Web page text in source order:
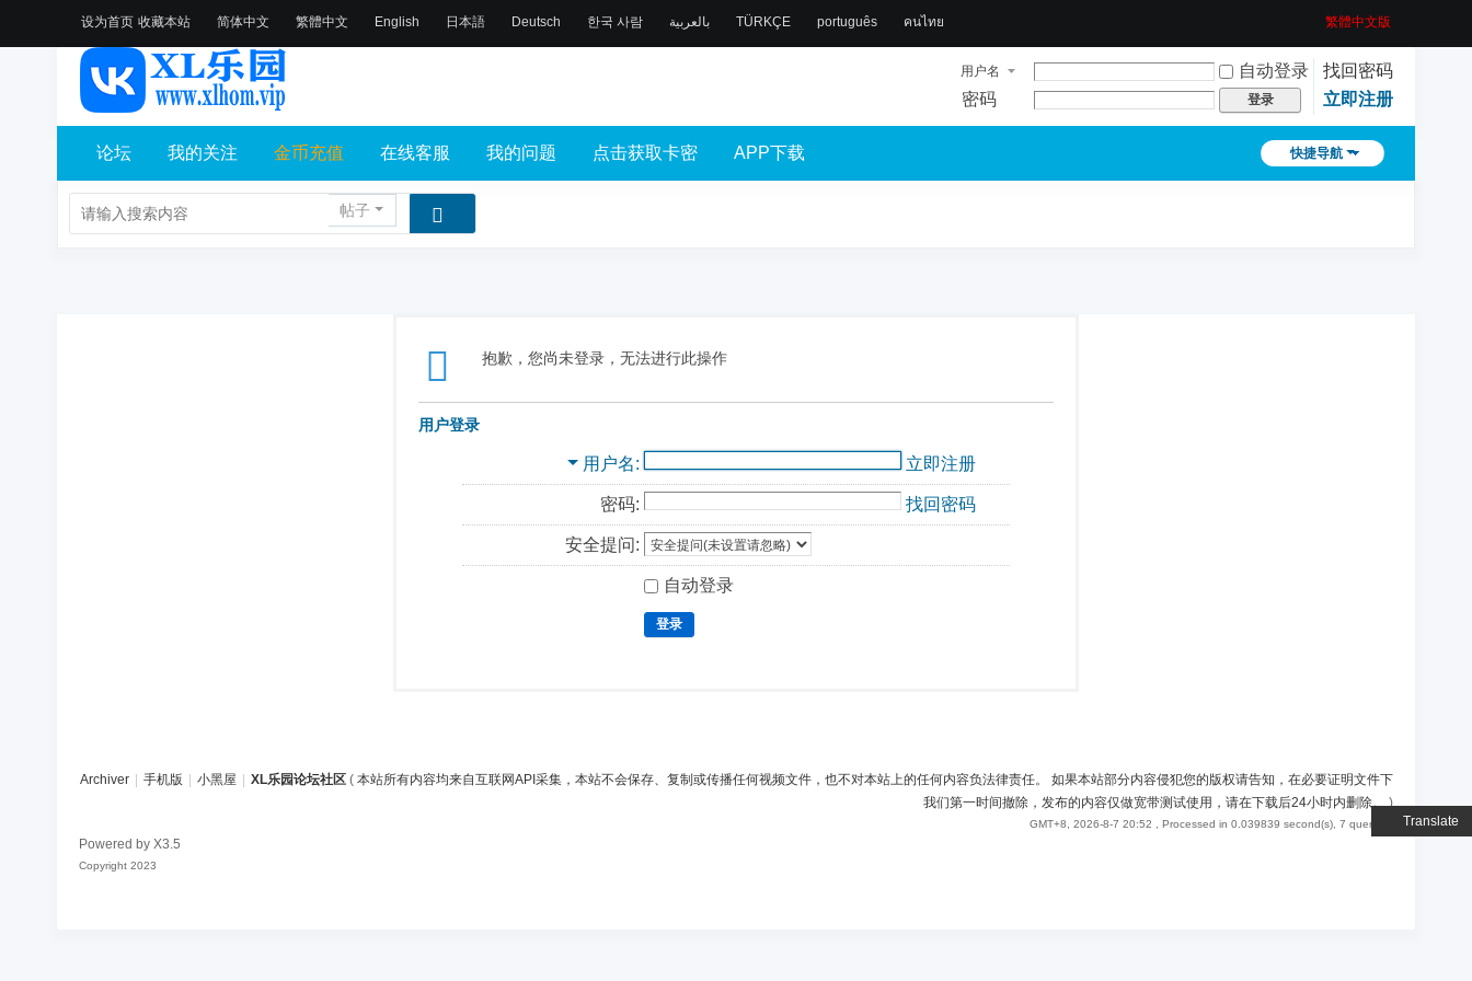
设为首页 收藏本站
Translate
简体中文 繁體中文 English 日本語 Deutsch 한국 사람 بالعربية TÜRKÇE português คนไทย 繁體中文版
用户名 自动登录
找回密码
密码
登录 立即注册
快捷导航
论坛 我的关注 金币充值 在线客服 我的问题 点击获取卡密 APP下载
帖子
抱歉，您尚未登录，无法进行此操作
用户登录
用户名 立即注册
密码: 找回密码
安全提问:
自动登录
登录
Archiver 手机版 小黑屋 XL乐园论坛社区 ( 本站所有内容均来自互联网API采集，本站不会保存、复制或传播任何视频文件，也不对本站上的任何内容负法律责任。 如果本站部分内容侵犯您的版权请告知，在必要证明文件下
我们第一时间撤除，发布的内容仅做宽带测试使用，请在下载后24小时内删除。)
GMT+8, 2026-8-7 20:52 , Processed in 0.039839 second(s), 7 queries .
Powered by X3.5
Copyright 2023